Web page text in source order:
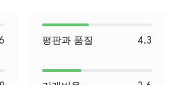
평판과 품질 4.3